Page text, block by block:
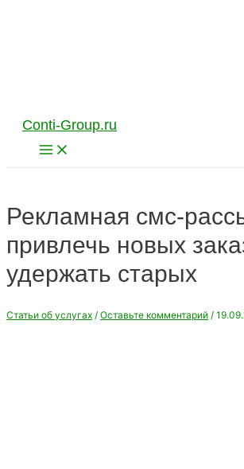
Conti-Group.ru
Main
Menu
Рекламная смс-
привлечь новых
удержать старых
Статьи об услугах / Оставьте комментарий /